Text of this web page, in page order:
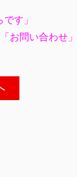
です」
「 お問い合わせ 」